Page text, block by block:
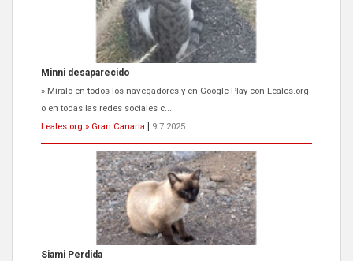
Minni desaparecido
» Míralo en todos los navegadores y en Google Play con Leales.org
o en todas las redes sociales c...
Leales.org » Gran Canaria
9.7.2025
Siami Perdida